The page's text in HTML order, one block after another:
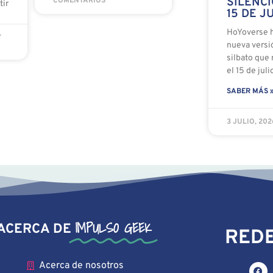
15 DE
HoYoverse
nueva
silbato que
el 15 de
SABER MÁS
3 JULIO,
DE IMPULSO GEEK
Acerca de nosotros